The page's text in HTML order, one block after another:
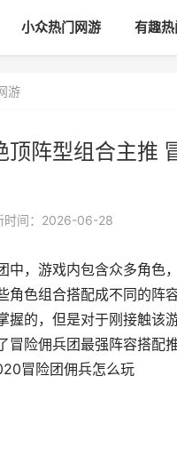
小众热门网游 有趣
游
顶阵型组合主推
时间：2026-06-28
中，游戏内包含众多角色
角色组合搭配成不同的阵
握的，但是对于刚接触该
冒险佣兵团最强阵容搭配
冒险团佣兵怎么玩